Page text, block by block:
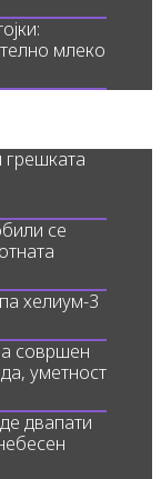
млеко
грешката
се
хелиум-3
совршен
уметност
двапати